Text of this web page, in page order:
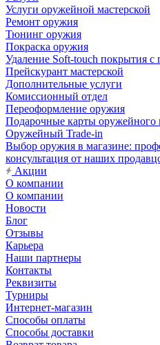
Услуги оружейной мастерской
Ремонт оружия
Тюнинг оружия
Покраска оружия
Удаление Soft-touch покрытия
Прейскурант мастерской
Дополнительные услуги
Комиссионный отдел
Переоформление оружия
Подарочные карты оружейного
Оружейный Trade-in
Выбор оружия в магазине:
консультация от наших
Акции
О компании
О компании
Новости
Блог
Отзывы
Карьера
Наши партнеры
Контакты
Реквизиты
Турниры
Интернет-магазин
Способы оплаты
Способы доставки